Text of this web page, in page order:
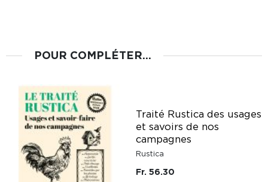
POUR COMPLÉTER...
Traité Rustica des usages
et savoirs de nos
campagnes
Rustica
Fr. 56.30